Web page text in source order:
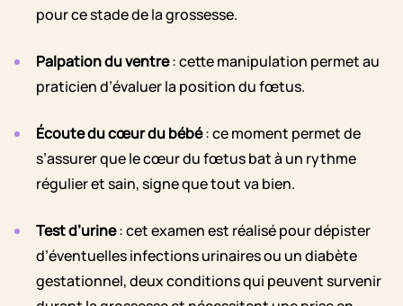
pour ce stade de la grossesse.
Palpation du ventre: cette manipulation permet au
praticien d’évaluer la position du fœtus.
Écoute du cœur du bébé: ce moment permet de
s’assurer que le cœur du fœtus bat à un rythme
régulier et sain, signe que tout va bien.
Test d’urine: cet examen est réalisé pour dépister
d’éventuelles infections urinaires ou un diabète
gestationnel, deux conditions qui peuvent survenir